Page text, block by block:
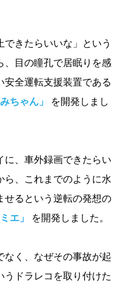
きたらいいな」という
、目の瞳孔で居眠りを感
安全運転支援装置である
ちゃん」
を開発しまし
に、車外録画できたらい
ら、これまでのように水
せるという逆転の発想の
エ」 を開発しました。
なく、なぜその事故が起
うドラレコを取り付けた